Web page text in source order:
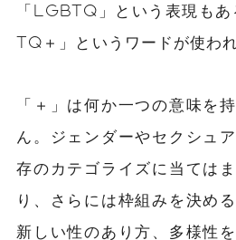
「LGBTQ」という表現も
TQ＋」というワードが使わ
「＋」は何か一つの意味を
ん。ジェンダーやセクシュ
存のカテゴライズに当ては
り、さらには枠組みを決め
新しい性のあり方、多様性